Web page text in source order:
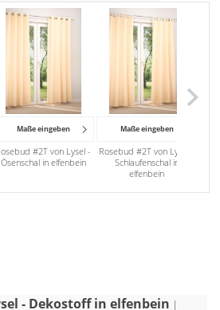
elfenbeinfarbigen Dekostoff können
verabschieden und dem Raum
Eindruck verleihen. Der
Muster dieses Modells deutlicher
und Harmonie. Die Farbe lässt
anklingen. Der Stoff harmoniert sehr
oder dunklen Erdfarben.
Maße eingeben
#2T von Lysel -
Ösenschal in elfenbein
Maße eingeben
Rosebud #2T von Lysel -
Schlaufenschal in
elfenbein
- Dekostoff in elfenbein |